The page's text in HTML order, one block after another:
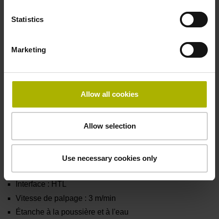
Statistics
Marketing
Allow all cookies
Allow selection
Use necessary cookies only
Transmission de signal : par infrarouge
Interface : HTL
Vitesse de palpage : 3 m/min
Étanche à la poussière et à l'eau